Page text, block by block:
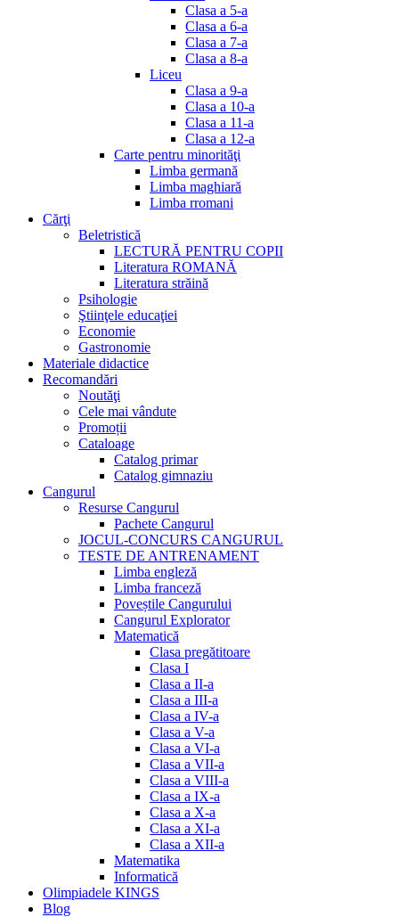
Clasa a 5-a
Clasa a 6-a
Clasa a 7-a
Clasa a 8-a
Liceu
Clasa a 9-a
Clasa a 10-a
Clasa a 11-a
Clasa a 12-a
Carte pentru minorităţi
Limba germană
Limba maghiară
Limba rromani
Cărţi
Beletristică
LECTURĂ PENTRU COPII
Literatura ROMANĂ
Literatura străină
Psihologie
Ştiinţele educaţiei
Economie
Gastronomie
Materiale didactice
Recomandări
Noutăţi
Cele mai vândute
Promoții
Cataloage
Catalog primar
Catalog gimnaziu
Cangurul
Resurse Cangurul
Pachete Cangurul
JOCUL-CONCURS CANGURUL
TESTE DE ANTRENAMENT
Limba engleză
Limba franceză
Poveștile Cangurului
Cangurul Explorator
Matematică
Clasa pregătitoare
Clasa I
Clasa a II-a
Clasa a III-a
Clasa a IV-a
Clasa a V-a
Clasa a VI-a
Clasa a VII-a
Clasa a VIII-a
Clasa a IX-a
Clasa a X-a
Clasa a XI-a
Clasa a XII-a
Matematika
Informatică
Olimpiadele KINGS
Blog